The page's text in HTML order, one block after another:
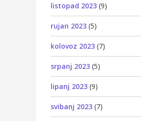
listopad 2023 (9)
rujan 2023 (5)
kolovoz 2023 (7)
srpanj 2023 (5)
lipanj 2023 (9)
svibanj 2023 (7)